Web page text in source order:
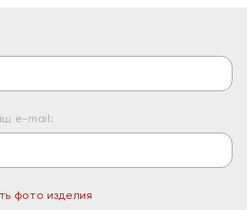
e-mail:
фото изделия